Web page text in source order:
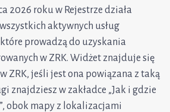
2026 roku w Rejestrze działa
aktywnych usług
prowadzą do uzyskania
w ZRK. Widżet znajduje się
ZRK, jeśli jest ona powiązana z taką
znajdziesz w zakładce „Jak i gdzie
obok mapy z lokalizacjami